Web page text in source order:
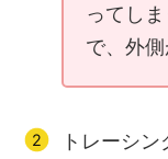
ってし
で、外
トレーシ